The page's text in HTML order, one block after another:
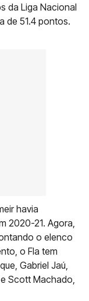
da Liga Nacional
de 51.4 pontos.
havia
2020-21. Agora,
o elenco
o Fla tem
Gabriel Jaú,
Scott Machado,